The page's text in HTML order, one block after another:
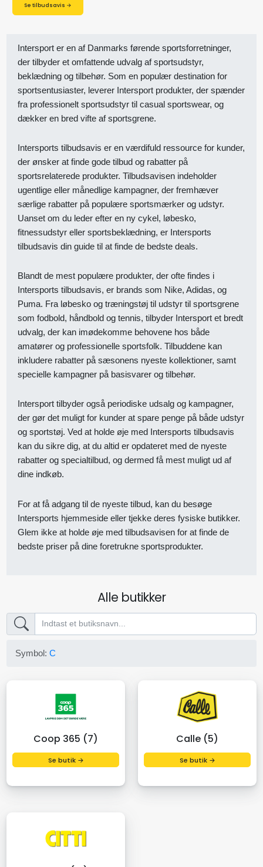
Se tilbudsavis →
Intersport er en af Danmarks førende sportsforretninger,
der tilbyder et omfattende udvalg af sportsudstyr,
beklædning og tilbehør. Som en populær destination for
sportsentusiaster, leverer Intersport produkter, der spænder
fra professionelt sportsudstyr til casual sportswear, og
dækker en bred vifte af sportsgrene.
Intersports tilbudsavis er en værdifuld ressource for kunder,
der ønsker at finde gode tilbud og rabatter på
sportsrelaterede produkter. Tilbudsavisen indeholder
ugentlige eller månedlige kampagner, der fremhæver
særlige rabatter på populære sportsmærker og udstyr.
Uanset om du leder efter en ny cykel, løbesko,
fitnessudstyr eller sportsbeklædning, er Intersports
tilbudsavis din guide til at finde de bedste deals.
Blandt de mest populære produkter, der ofte findes i
Intersports tilbudsavis, er brands som Nike, Adidas, og
Puma. Fra løbesko og træningstøj til udstyr til sportsgrene
som fodbold, håndbold og tennis, tilbyder Intersport et bredt
udvalg, der kan imødekomme behovene hos både
amatører og professionelle sportsfolk. Tilbuddene kan
inkludere rabatter på sæsonens nyeste kollektioner, samt
specielle kampagner på basisvarer og tilbehør.
Intersport tilbyder også periodiske udsalg og kampagner,
der gør det muligt for kunder at spare penge på både udstyr
og sportstøj. Ved at holde øje med Intersports tilbudsavis
kan du sikre dig, at du altid er opdateret med de nyeste
rabatter og specialtilbud, og dermed få mest muligt ud af
dine indkøb.
For at få adgang til de nyeste tilbud, kan du besøge
Intersports hjemmeside eller tjekke deres fysiske butikker.
Glem ikke at holde øje med tilbudsavisen for at finde de
bedste priser på dine foretrukne sportsprodukter.
Alle butikker
Symbol:C
Coop 365 (7)
Se butik →
Calle (5)
Se butik →